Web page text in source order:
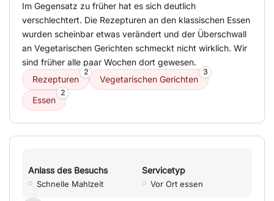
Im Gegensatz zu früher hat es sich deutlich
verschlechtert. Die Rezepturen an den klassischen Essen
wurden scheinbar etwas verändert und der Überschwall
an Vegetarischen Gerichten schmeckt nicht wirklich. Wir
sind früher alle paar Wochen dort gewesen.
Rezepturen
2
Vegetarischen Gerichten
3
Essen
2
Anlass des Besuchs
Schnelle Mahlzeit
Servicetyp
Vor Ort essen